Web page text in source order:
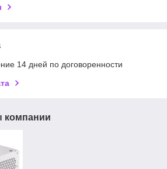
14 дней по договоренности
компании